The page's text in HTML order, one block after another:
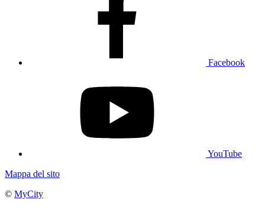
Facebook
YouTube
Mappa del sito
© MyCity